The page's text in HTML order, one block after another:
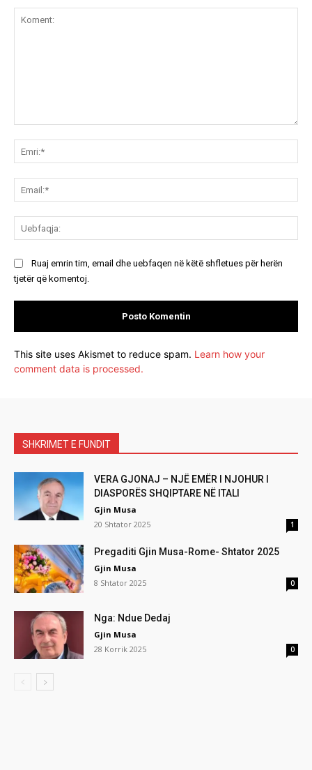
Ruaj emrin tim, email dhe uebfaqen në këtë shfletues për herën
tjetër që komentoj.
This site uses Akismet to reduce spam. Learn how your
comment data is processed.
SHKRIMET E FUNDIT
VERA GJONAJ – NJË EMËR I NJOHUR I
DIASPORËS SHQIPTARE NË ITALI
Gjin Musa
20 Shtator 2025
1
Pregaditi Gjin Musa-Rome- Shtator 2025
Gjin Musa
8 Shtator 2025
0
Nga: Ndue Dedaj
Gjin Musa
28 Korrik 2025
0